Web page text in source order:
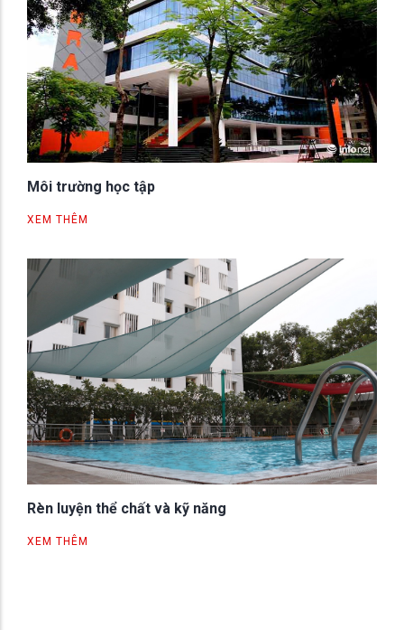
Môi trường học tập
XEM THÊM
Rèn luyện thể chất và kỹ năng
XEM THÊM